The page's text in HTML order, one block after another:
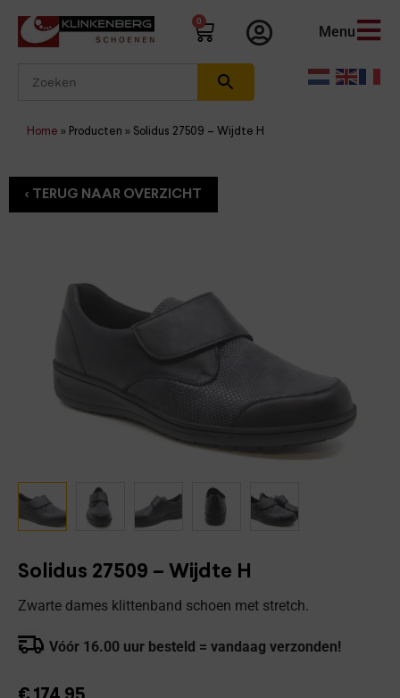
0
Menu
Home » Producten » Solidus 27509 – Wijdte H
Solidus 27509 – Wijdte H
Zwarte dames klittenband schoen met stretch.
Vóór 16.00 uur besteld = vandaag verzonden!